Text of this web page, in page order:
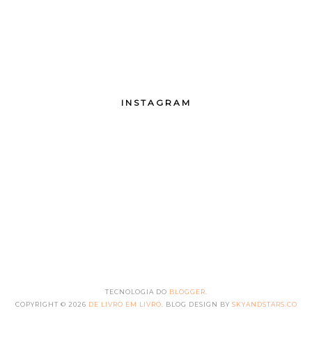
INSTAGRAM
TECNOLOGIA DO BLOGGER.
COPYRIGHT © 2026 DE LIVRO EM LIVRO. BLOG DESIGN BY SKYANDSTARS.CO